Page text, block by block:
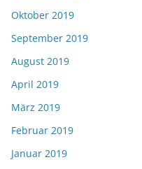
Oktober 2019
September 2019
August 2019
April 2019
März 2019
Februar 2019
Januar 2019